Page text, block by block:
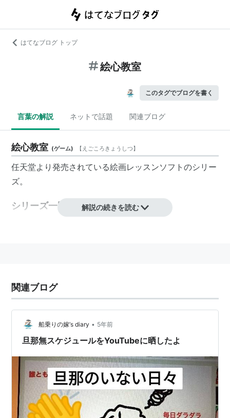
はてなブログ トップ
絵心教室
このタグでブログを書く
言葉の解説 ネットで話題 関連ブログ
絵心教室 (ゲーム) 【 えごころきょうしつ】
任天堂より発売されている絵画レッスンソフトのシリー
ズ。
シリーズ一覧
新 絵心教室 ニンテンドー3DS 2012年9月13日
解説の続きを読む
関連ブログ
船乗りの嫁’s diary • 5年前
旦那無スケジュールをYouTubeに晒したよ